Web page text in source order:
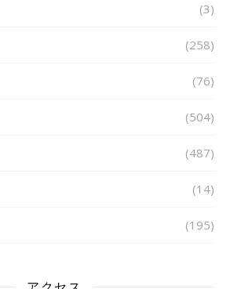
(3)
(258)
(76)
(504)
(487)
(14)
(195)